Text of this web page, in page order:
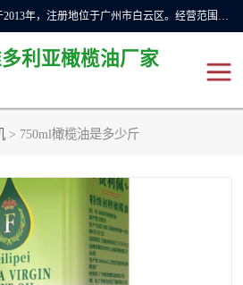
广州维圣橄榄油有限公司成立于2013年，注册地位于广州市白云区。经营范围包括饲料原料销售;畜牧渔业饲料销售;化妆品批发;贸易经纪;食品进出口等，主要产品有：橄榄果渣油，橄榄油，纯橄榄油等。
利亚橄榄油厂家
> 750ml橄榄油是多少斤
特级初榨橄榄油
精炼橄榄油